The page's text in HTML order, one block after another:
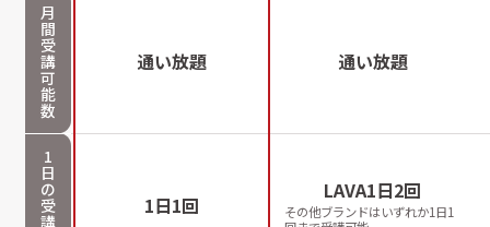
月
間
受
講
可
能
数
通い放題 通い放題
1
日
の
受
講
1日1回
LAVA1日2回
その他ブランドはいずれか1日1